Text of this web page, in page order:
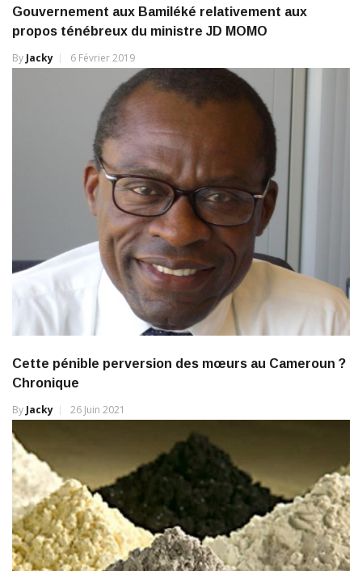
Gouvernement aux Bamiléké relativement aux
propos ténébreux du ministre JD MOMO
By Jacky 6 Février 2019
Cette pénible perversion des mœurs au Cameroun ?
Chronique
By Jacky 26 Juin 2021